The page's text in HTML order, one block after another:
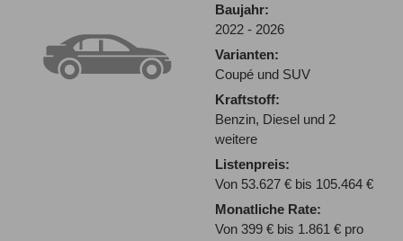
Baujahr:
2022 - 2026
Varianten:
Coupé und SUV
Kraftstoff:
Benzin, Diesel und 2
weitere
Listenpreis:
Von 53.627 € bis 105.464 €
Monatliche Rate:
Von 399 € bis 1.861 € pro